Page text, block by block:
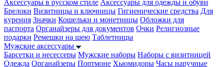
Аксессуары в русском стиле Аксессуары для одежды и обуви
Брелоки Визитницы и ключницы Гигиенические средства Для
курения Значки Кошельки и монетницы Обложки для
паспорта Органайзеры для документов Очки Религиозные
подарки Ремешки на шею Таблетницы
Мужские аксессуары
Барсетки и несессеры Мужские наборы Наборы с визитницей
Одежда Органайзеры Портмоне Хьюмидоры Часы наручные